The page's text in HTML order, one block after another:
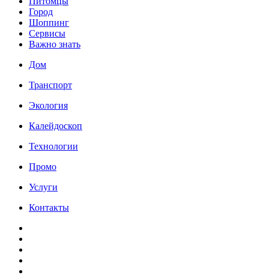
Город
Шоппинг
Сервисы
Важно знать
Дом
Транспорт
Экология
Калейдоскоп
Технологии
Промо
Услуги
Контакты